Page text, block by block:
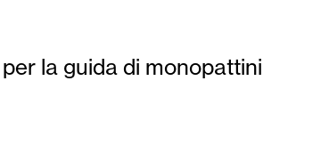
la guida di monopattini